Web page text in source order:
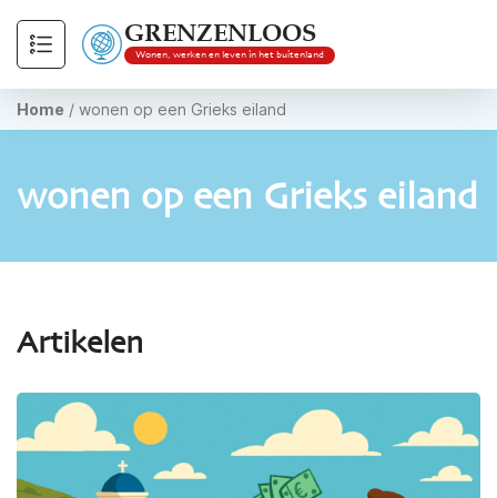
GRENZENLOOS
Wonen, werken en leven in het buitenland
Home / wonen op een Grieks eiland
wonen op een Grieks eiland
Artikelen